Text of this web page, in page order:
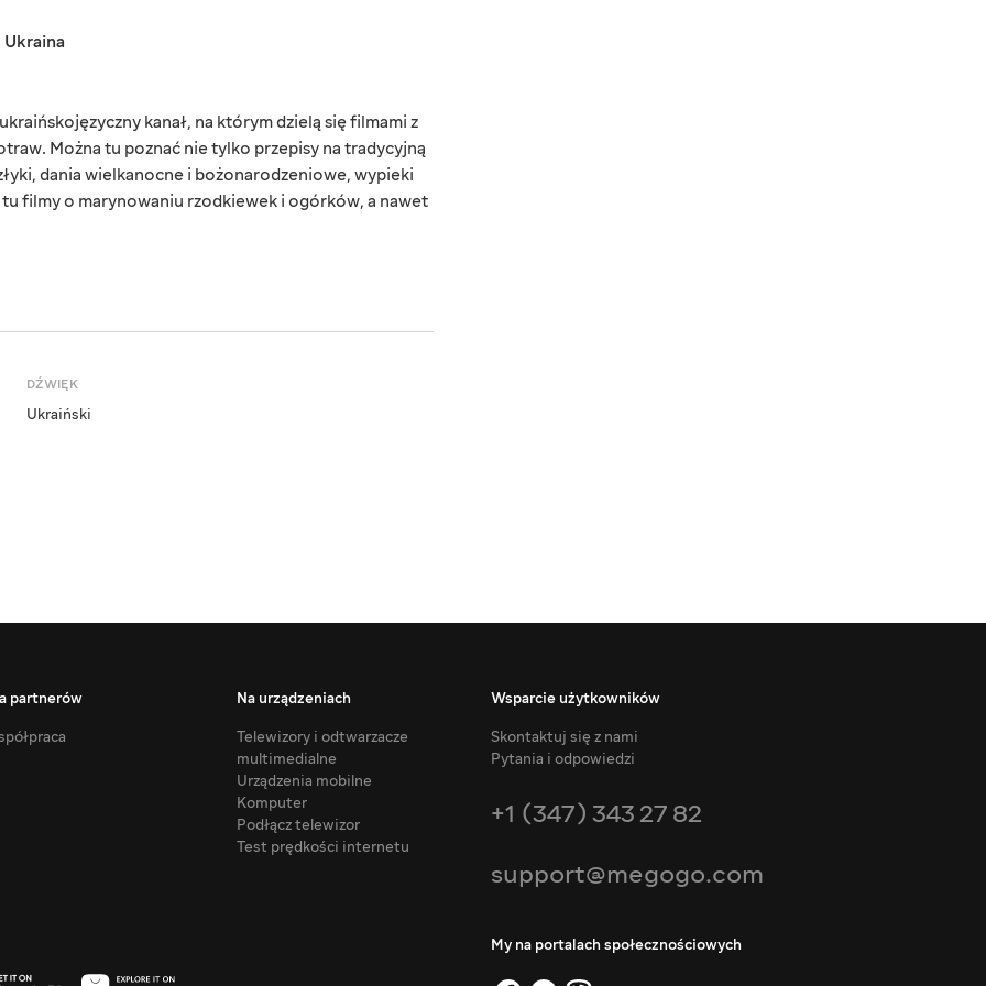
Ukraina
kanał, na którym dzielą się filmami z
Można tu poznać nie tylko przepisy na tradycyjną
dania wielkanocne i bożonarodzeniowe, wypieki
tu filmy o marynowaniu rzodkiewek i ogórków, a nawet
DŹWIĘK
Ukraiński
partnerów
Na urządzeniach
Telewizory i odtwarzacze
multimedialne
Urządzenia mobilne
Komputer
Podłącz telewizor
Test prędkości internetu
Wsparcie użytkowników
Skontaktuj się z nami
Pytania i odpowiedzi
+1 (347) 343 27 82
support@megogo.com
My na portalach społecznościowych